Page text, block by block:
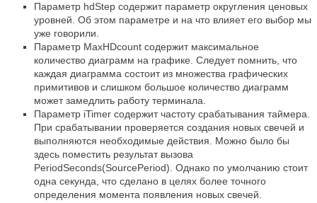
Параметр hdStep содержит параметр округления ценовых
уровней. Об этом параметре и на что влияет его выбор мы
уже говорили.
Параметр MaxHDcount содержит максимальное
количество диаграмм на графике. Следует помнить, что
каждая диаграмма состоит из множества графических
примитивов и слишком большое количество диаграмм
может замедлить работу терминала.
Параметр iTimer содержит частоту срабатывания таймера.
При срабатывании проверяется создания новых свечей и
выполняются необходимые действия. Можно было бы
здесь поместить результат вызова
PeriodSeconds(SourcePeriod). Однако по умолчанию стоит
одна секунда, что сделано в целях более точного
определения момента появления новых свечей.